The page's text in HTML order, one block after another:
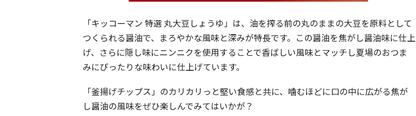
「キッコーマン 特選 丸大豆しょうゆ」は、油を搾る前の丸のままの大豆を原料として
つくられる醤油で、まろやかな風味と深みが特長です。この醤油を焦がし醤油味に仕上
げ、さらに隠し味にニンニクを使用することで香ばしい風味とマッチし夏場のおつま
みにぴったりな味わいに仕上げています。
「釜揚げチップス」のカリカリっと堅い食感と共に、噛むほどに口の中に広がる焦が
し醤油の風味をぜひ楽しんでみてはいかが？